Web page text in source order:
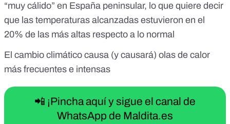
“muy cálido” en España peninsular, lo que quiere decir
que las temperaturas alcanzadas estuvieron en el
20% de las más altas respecto a lo normal
El cambio climático causa (y causará) olas de calor
más frecuentes e intensas
📲 ¡Pincha aquí y sigue el canal de
WhatsApp de Maldita.es